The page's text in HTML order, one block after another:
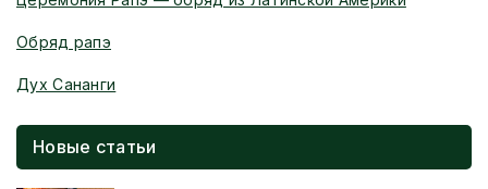
Обряд рапэ
Дух Сананги
Новые статьи